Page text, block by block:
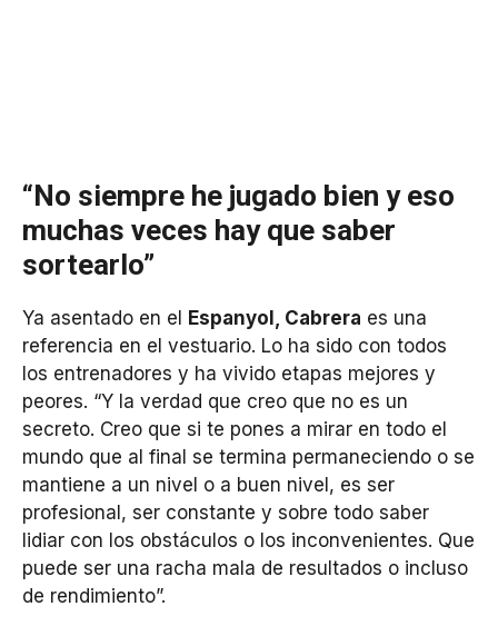
“No siempre he jugado bien y eso
muchas veces hay que saber
sortearlo”
Ya asentado en el Espanyol, Cabrera es una
referencia en el vestuario. Lo ha sido con todos
los entrenadores y ha vivido etapas mejores y
peores. “Y la verdad que creo que no es un
secreto. Creo que si te pones a mirar en todo el
mundo que al final se termina permaneciendo o se
mantiene a un nivel o a buen nivel, es ser
profesional, ser constante y sobre todo saber
lidiar con los obstáculos o los inconvenientes. Que
puede ser una racha mala de resultados o incluso
de rendimiento”.